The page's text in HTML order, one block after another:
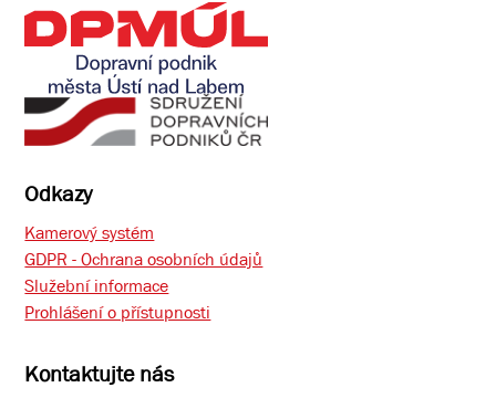
Odkazy
Kamerový systém
GDPR - Ochrana osobních údajů
Služební informace
Prohlášení o přístupnosti
Kontaktujte nás